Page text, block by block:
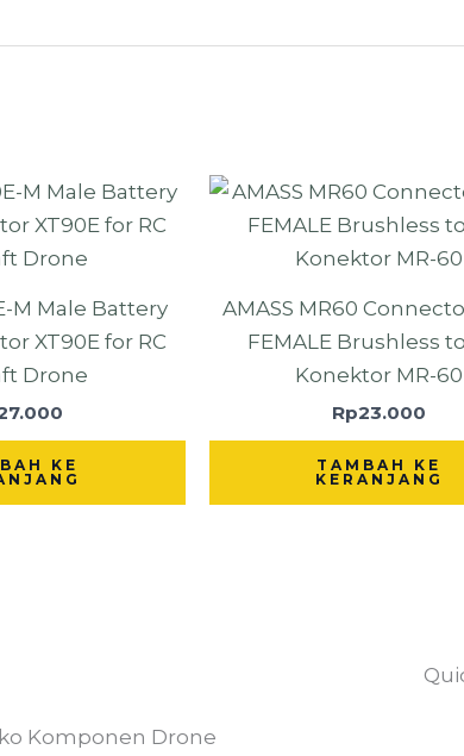
M Male Battery
XT90E for RC
Drone
KE
AMASS MR60
FEMALE Brushless
Konektor MR-60
Rp23.000
TAMBAH KE
KERANJANG
Komponen Drone